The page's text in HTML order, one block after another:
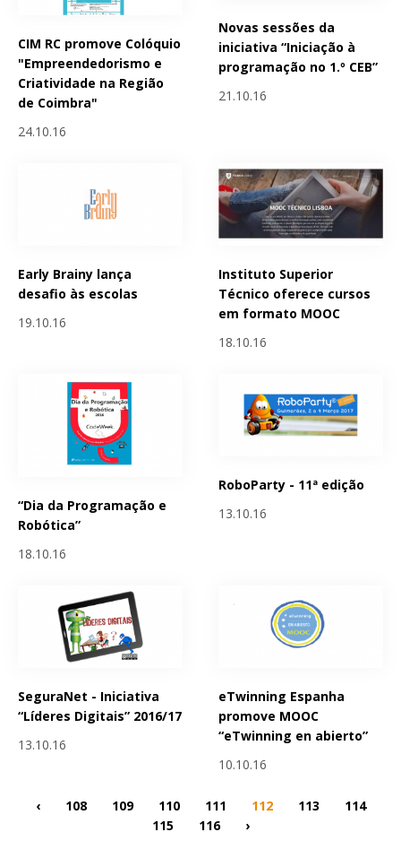
CIM RC promove Colóquio
"Empreendedorismo e
Criatividade na Região
de Coimbra"
24.10.16
Novas sessões da
iniciativa “Iniciação à
programação no 1.º CEB”
21.10.16
Early Brainy lança
desafio às escolas
19.10.16
Instituto Superior
Técnico oferece cursos
em formato MOOC
18.10.16
“Dia da Programação e
Robótica”
18.10.16
RoboParty - 11ª edição
13.10.16
SeguraNet - Iniciativa
“Líderes Digitais” 2016/17
13.10.16
eTwinning Espanha
promove MOOC
“eTwinning en abierto”
10.10.16
‹ 108 109 110 111 112 113
114
115
116 ›